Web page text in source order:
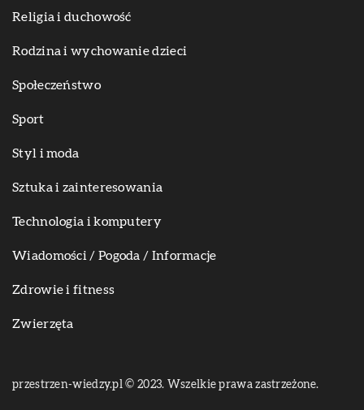
Religia i duchowość
Rodzina i wychowanie dzieci
Społeczeństwo
Sport
Styl i moda
Sztuka i zainteresowania
Technologia i komputery
Wiadomości / Pogoda / Informacje
Zdrowie i fitness
Zwierzęta
przestrzen-wiedzy.pl © 2023. Wszelkie prawa zastrzeżone.